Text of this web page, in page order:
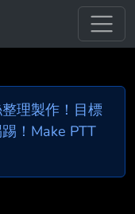
理製作！目標
！Make PTT